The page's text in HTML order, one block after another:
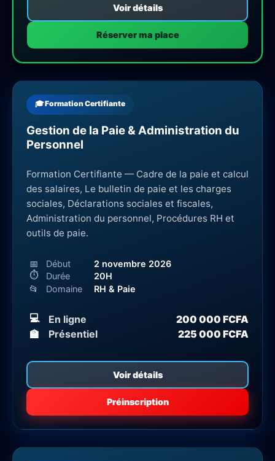
Voir détails
Réserver ma place
🎓 Formation Certifiante
Gestion de la Paie & Administration du
Personnel
Formation Certifiante — Cadre de la paie et calcul
des salaires, Le bulletin de paie et les charges
sociales, Déclarations sociales et fiscales,
Administration du personnel, Procédures RH et
outils de paie.
📅 Début
2 novembre 2026
⏱
Durée
20H
📂
Domaine RH & Paie
💻 En ligne
200 000 FCFA
🏫
Présentiel 225 000 FCFA
Voir détails
Préinscription